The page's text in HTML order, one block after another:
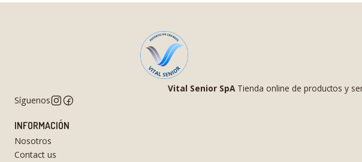
Vital Senior SpATienda online de productos y
Síguenos
INFORMACIÓN
Nosotros
Contact us